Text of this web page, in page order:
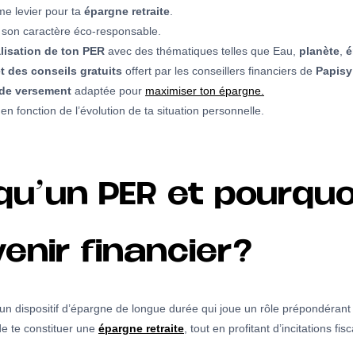
levier pour ta épargne retraite.
caractère éco-responsable.
de ton PER avec des thématiques telles que Eau, planète,
des conseils gratuits offert par les conseillers financiers de Papisy
versement adaptée pour maximiser ton épargne.
fonction de l’évolution de ta situation personnelle.
PER et
financier?
dispositif d’épargne de longue durée qui joue un rôle
te constituer une épargne retraite, tout en profitant d’incitations